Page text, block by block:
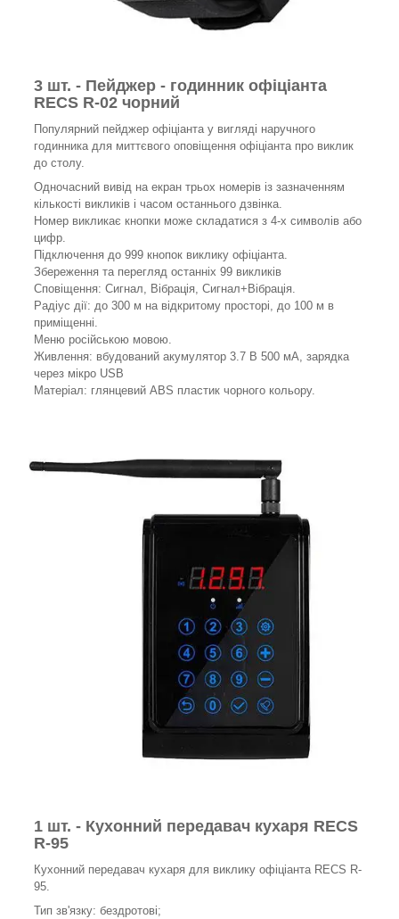
3 шт. - Пейджер - годинник офіціанта
RECS R-02 чорний
Популярний пейджер офіціанта у вигляді наручного
годинника для миттєвого оповіщення офіціанта про виклик
до столу.
Одночасний вивід на екран трьох номерів із зазначенням
кількості викликів і часом останнього дзвінка.
Номер викликає кнопки може складатися з 4-х символів або
цифр.
Підключення до 999 кнопок виклику офіціанта.
Збереження та перегляд останніх 99 викликів
Сповіщення: Сигнал, Вібрація, Сигнал+Вібрація.
Радіус дії: до 300 м на відкритому просторі, до 100 м в
приміщенні.
Меню російською мовою.
Живлення: вбудований акумулятор 3.7 В 500 мА, зарядка
через мікро USB
Матеріал: глянцевий ABS пластик чорного кольору.
1 шт. - Кухонний передавач кухаря RECS
R-95
Кухонний передавач кухаря для виклику офіціанта RECS R-
95.
Тип зв'язку: бездротові;